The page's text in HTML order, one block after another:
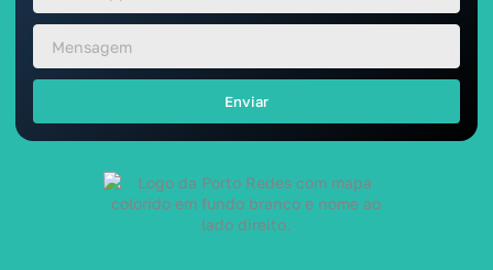
Enviar